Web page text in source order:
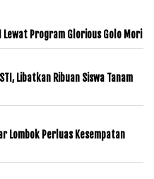
Lewat Program Glorious Golo Mori
Libatkan Ribuan Siswa Tanam
Lombok Perluas Kesempatan